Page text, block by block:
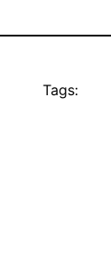
Tags: